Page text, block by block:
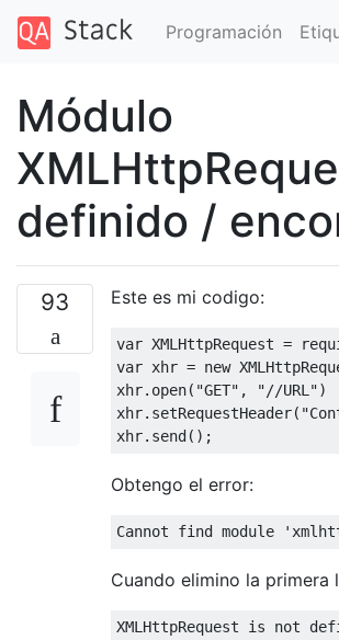
Programación
Módulo
definido /
93 Este es mi codigo:
var XMLHttpRequest =
var xhr = new
xhr.open( "GET" , "//URL")
xhr.setRequestHeader(
Obtengo el error:
Cannot find module
Cuando elimino la primera